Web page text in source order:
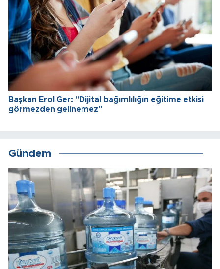
Başkan Erol Ger: "Dijital bağımlılığın eğitime etkisi
görmezden gelinemez"
Gündem